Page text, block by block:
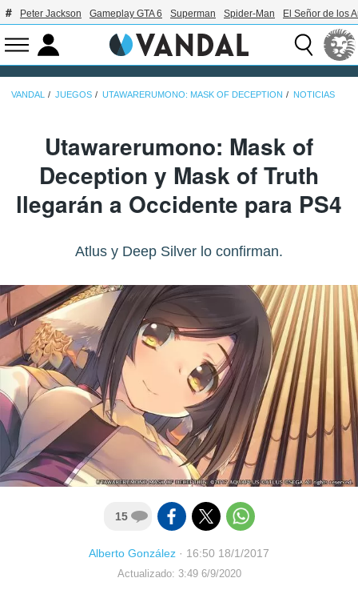
Peter Jackson Gameplay GTA 6 Superman Spider-Man El Señor de los
VANDAL JUEGOS UTAWARERUMONO: MASK OF DECEPTION NOTICIAS
Utawarerumono: Mask of
Deception y Mask of Truth
llegarán a Occidente para PS4
Atlus y Deep Silver lo confirman.
15
Alberto González · 16:50 18/1/2017
Actualizado: 3:49 6/9/2020